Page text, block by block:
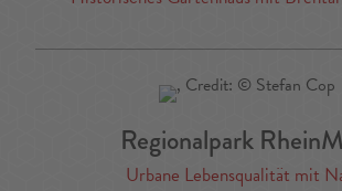
Regionalpark
Urbane Lebensqualität mit